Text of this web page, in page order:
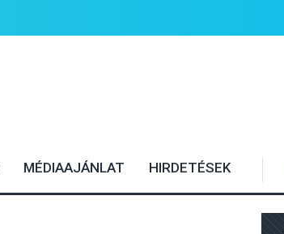
MÉDIAAJÁNLAT HIRDETÉSEK